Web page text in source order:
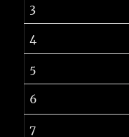
3
4
5
6
7